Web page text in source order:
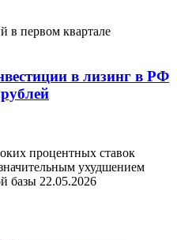
в первом квартале
в лизинг в РФ
процентных ставок
ухудшением
базы 22.05.2026